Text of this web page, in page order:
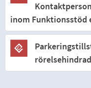
inom Funktionsstöd